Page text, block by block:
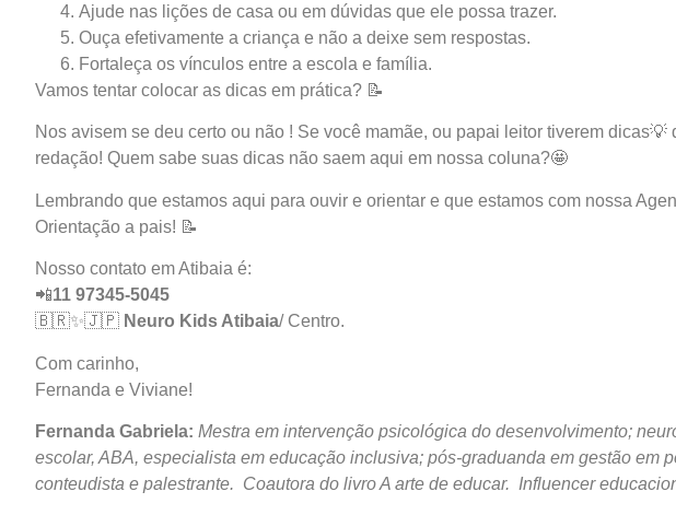
Ajude nas lições de casa ou em dúvidas que ele possa trazer.
Ouça efetivamente a criança e não a deixe sem respostas.
Fortaleça os vínculos entre a escola e família.
Vamos tentar colocar as dicas em prática? 📝
Nos avisem se deu certo ou não ! Se você mamãe, ou papai leitor tiverem
redação! Quem sabe suas dicas não saem aqui em nossa coluna?🤩
Lembrando que estamos aqui para ouvir e orientar e que estamos com nossa
Orientação a pais! 📝
Nosso contato em Atibaia é:
📲11 97345-5045
🇧🇷✨️🇯🇵 Neuro Kids Atibaia/ Centro.
Com carinho,
Fernanda e Viviane!
Fernanda Gabriela: Mestra em intervenção psicológica do desenvolvimento;
escolar, ABA, especialista em educação inclusiva; pós-graduanda em gestão
conteudista e palestrante. Coautora do livro A arte de educar. Influencer